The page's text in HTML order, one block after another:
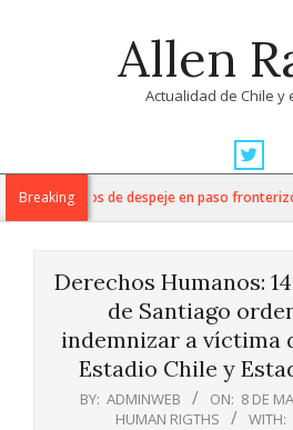
Allen
Actualidad de Chile y
Navigation
MenuBreaking
trabajos de despeje en paso fronterizo
Derechos Humanos:
de Santiago
indemnizar a víctima
Estadio Chile y
BY: ADMINWEB ON: 8 DE
HUMAN RIGTHS
WITH: